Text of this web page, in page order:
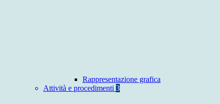
Rappresentazione grafica
Attività e procedimenti 3